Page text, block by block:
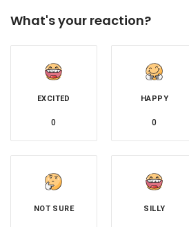
What's your reaction?
EXCITED
0
HAPPY
0
NOT SURE SILLY